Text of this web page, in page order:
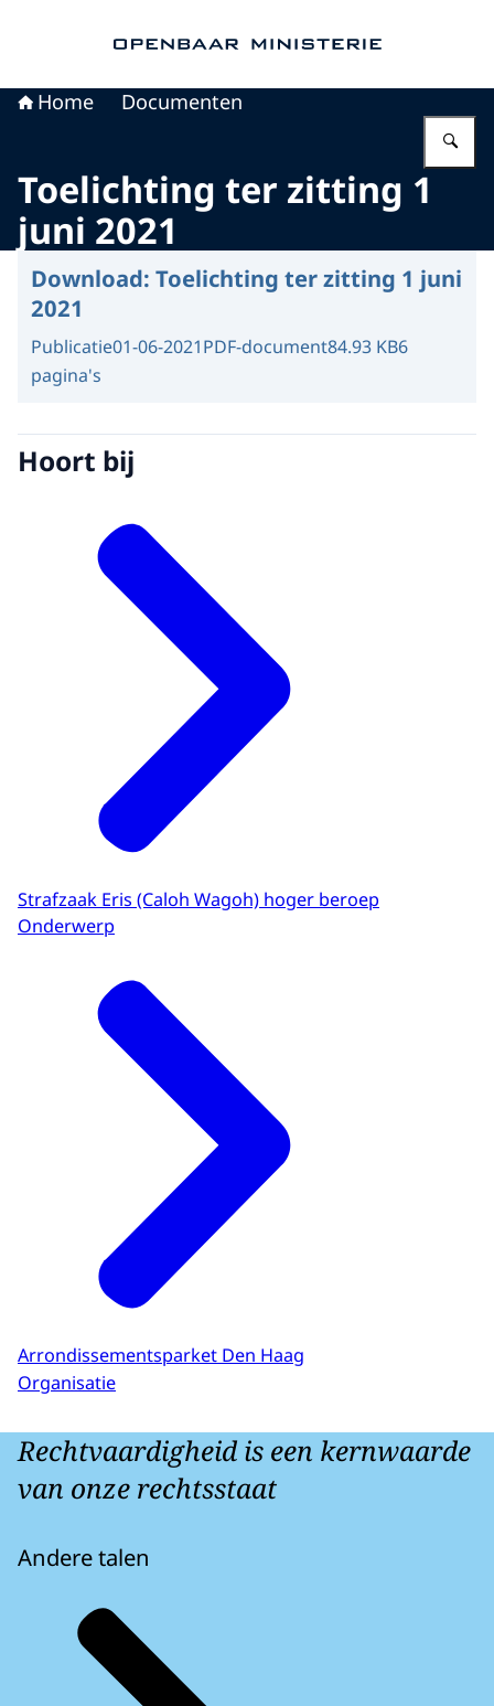
Home Documenten
Toelichting ter zitting 1
juni 2021
Download: Toelichting ter zitting 1 juni
2021
Publicatie01-06-2021PDF-document84.93 KB6
pagina's
Hoort bij
Strafzaak Eris (Caloh Wagoh) hoger beroep
Onderwerp
Arrondissementsparket Den Haag
Organisatie
Rechtvaardigheid is een kernwaarde
van onze rechtsstaat
Andere talen